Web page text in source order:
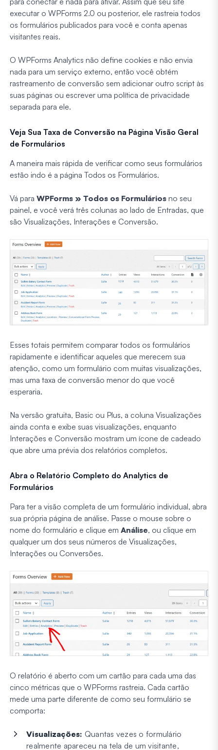
executar o WPForms 2.0 ou posterior, ele rastreia todos
os formulários publicados para você e conta apenas
visitantes reais.
O WPForms Analytics não define cookies e não envia
nada para um serviço externo, então você obtém
rastreamento de conversão sem adicionar outro script às
suas páginas ou escrever uma política de privacidade
separada para ele.
Veja Sua Taxa de Conversão na Página Visão Geral
de Formulários
A maneira mais rápida de verificar como seus formulários
estão indo é a página Todos os Formulários.
Vá para WPForms » Todos os Formulários no seu
painel, e você verá três colunas ao lado de Entradas, que
são Visualizações, Interações e Conversão.
Esses totais permitem comparar todos os formulários
rapidamente e identificar aqueles que merecem sua
atenção, como um formulário com muitas visualizações,
mas uma taxa de conversão menor do que você
esperaria.
Na versão gratuita, Basic ou Plus, a coluna Visualizações
ainda conta e exibe suas visualizações, enquanto
Interações e Conversão mostram um ícone de cadeado
que abre uma prévia dos relatórios completos.
Abra o Relatório Completo do Analytics de
Formulários
Para ter a visão completa de um formulário individual, abra
sua própria página de análise. Passe o mouse sobre o
nome do formulário e clique em Análise, ou clique em
qualquer um dos seus números de Visualizações,
Interações ou Conversões.
O relatório é aberto com um cartão para cada uma das
cinco métricas que o WPForms rastreia. Cada cartão
mede uma parte diferente de como seu formulário se
comporta:
Visualizações: Quantas vezes o formulário
realmente apareceu na tela de um visitante,